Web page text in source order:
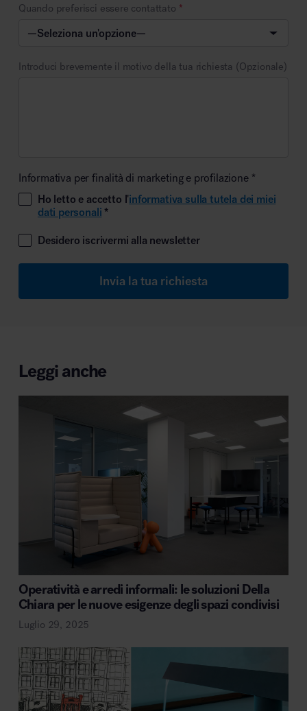
Quando preferisci essere contattato *
Introduci brevemente il motivo della tua richiesta (Opzionale)
Informativa per finalità di marketing e profilazione *
Ho letto e accetto l'informativa sulla tutela dei miei
dati personali *
Desidero iscrivermi alla newsletter
Invia la tua richiesta
Leggi anche
Operatività e arredi informali: le soluzioni Della
Chiara per le nuove esigenze degli spazi condivisi
Luglio 29, 2025